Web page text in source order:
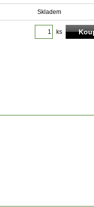
Skladem
ks